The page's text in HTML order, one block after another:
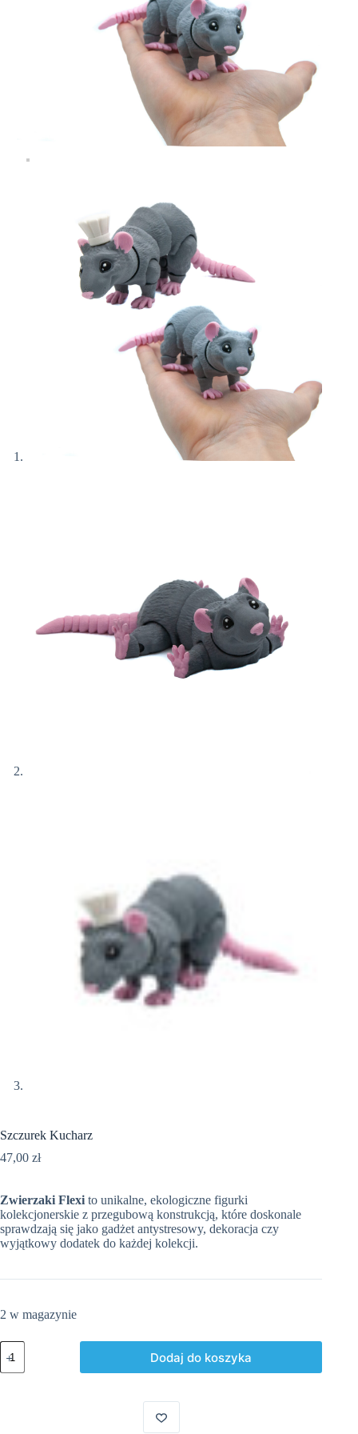
Szczurek Kucharz
47,00 zł
Zwierzaki Flexi to unikalne, ekologiczne figurki
kolekcjonerskie z przegubową konstrukcją, które doskonale
sprawdzają się jako gadżet antystresowy, dekoracja czy
wyjątkowy dodatek do każdej kolekcji.
2 w magazynie
ilość
Szczurek
Kucharz
Dodaj do koszyka